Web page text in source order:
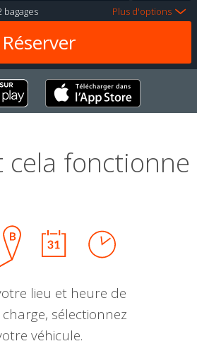
bagages Plus d'options
cela fonctionne
lieu et heure de
sélectionnez
véhicule.